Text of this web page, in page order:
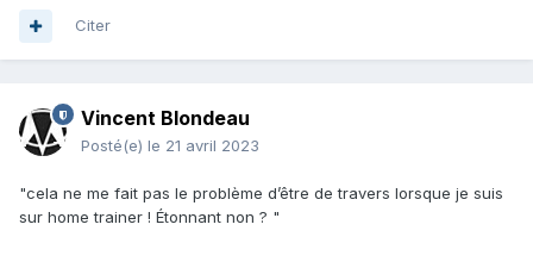
Citer
Vincent Blondeau
Posté(e) le 21 avril 2023
"cela ne me fait pas le problème d’être de travers lorsque je suis
sur home trainer ! Étonnant non ? "